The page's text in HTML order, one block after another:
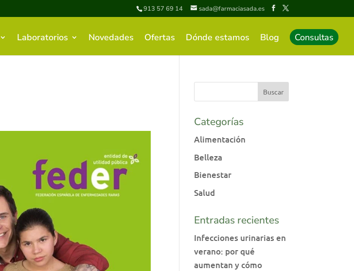
913 57 69 14 sada@farmaciasada.es
Laboratorios Novedades Ofertas Dónde estamos Blog Consultas
Categorías
Alimentación
Belleza
Bienestar
Salud
Entradas recientes
Infecciones urinarias en
verano: por qué
aumentan y cómo